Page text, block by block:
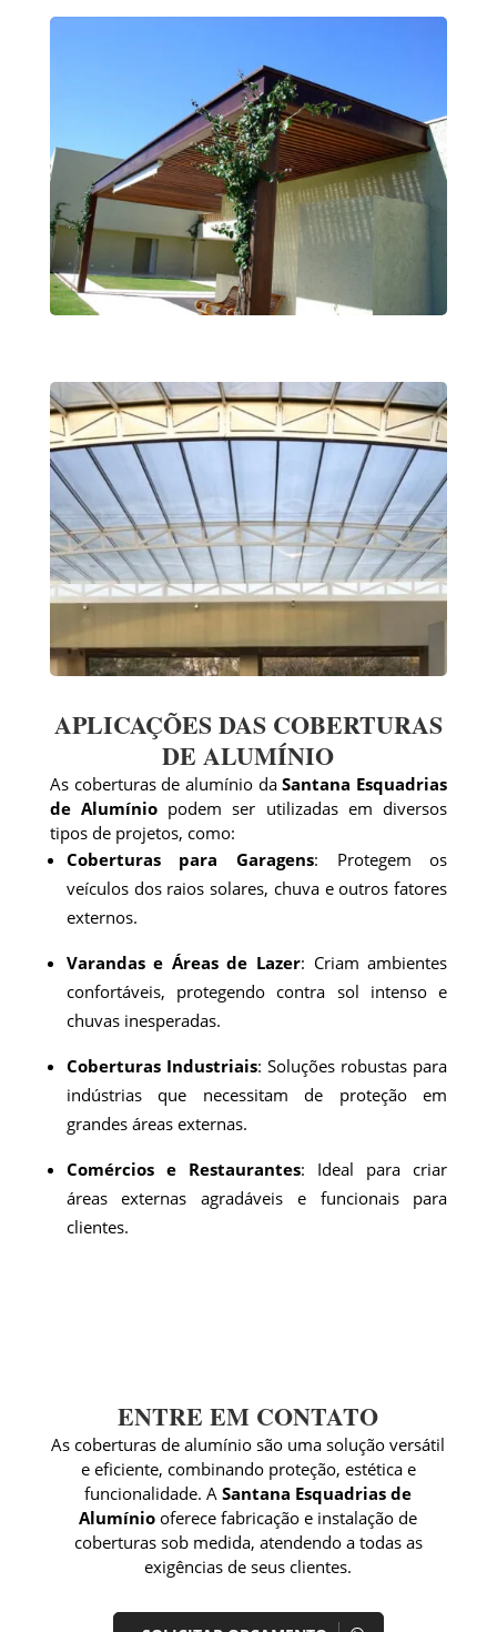
APLICAÇÕES DAS COBERTURAS
DE ALUMÍNIO
As coberturas de alumínio daSantana Esquadrias
de Alumínio podem ser utilizadas em diversos
tipos de projetos, como:
Coberturas para Garagens: Protegem os
veículos dos raios solares, chuva e outros fatores
externos.
Varandas e Áreas de Lazer: Criam ambientes
confortáveis, protegendo contra sol intenso e
chuvas inesperadas.
Coberturas Industriais: Soluções robustas para
indústrias que necessitam de proteção em
grandes áreas externas.
Comércios e Restaurantes: Ideal para criar
áreas externas agradáveis e funcionais para
clientes.
ENTRE EM CONTATO
As coberturas de alumínio são uma solução versátil
e eficiente, combinando proteção, estética e
funcionalidade. ASantana Esquadrias de
Alumínio oferece fabricação e instalação de
coberturas sob medida, atendendo a todas as
exigências de seus clientes.